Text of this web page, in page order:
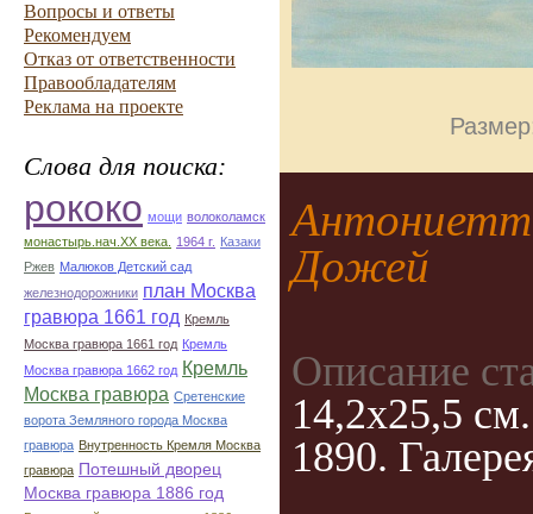
Вопросы и ответы
Рекомендуем
Отказ от ответственности
Правообладателям
Реклама на проекте
Слова для поиска:
рококо мощи волоколамск
монастырь.нач.ХХ века.
1964 г. Казаки
Ржев Малюков Детский сад
железнодорожники план Москва
гравюра 1661 год Кремль
Москва гравюра 1661 год Кремль
Москва гравюра 1662 год Кремль
Москва гравюра Сретенские
ворота Земляного города Москва
гравюра Внутренность Кремля Москва
гравюра Потешный дворец
Москва гравюра 1886 год
Дожей
Описание
14,2х25,5
1890.